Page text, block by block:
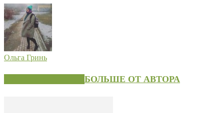
Ольга Гринь
БОЛЬШЕ ОТ АВТОРА